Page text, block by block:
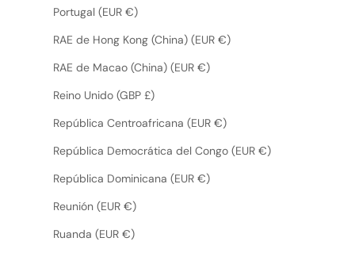
Portugal (EUR €)
RAE de Hong Kong (China) (EUR €)
RAE de Macao (China) (EUR €)
Reino Unido (GBP £)
República Centroafricana (EUR €)
República Democrática del Congo (EUR €)
República Dominicana (EUR €)
Reunión (EUR €)
Ruanda (EUR €)